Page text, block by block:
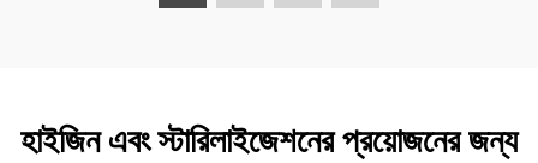
হাইজিন এবং স্টারিলাইজেশনের প্রয়োজনের জন্য